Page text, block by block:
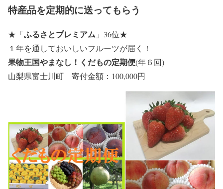
特産品を定期的に送ってもらう
★ 「ふるさとプレミアム 」36位★
１年を通しておいしいフルーツが届く！
果物王国やまなし！くだもの定期便(年６回)
山梨県富士川町 寄付金額：100,000円